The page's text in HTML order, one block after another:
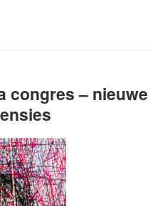
congres – nieuwe